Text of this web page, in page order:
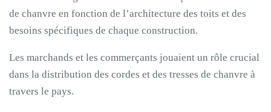
de chanvre en fonction de l’architecture des toits et des
besoins spécifiques de chaque construction.
Les marchands et les commerçants jouaient un rôle crucial
dans la distribution des cordes et des tresses de chanvre à
travers le pays.